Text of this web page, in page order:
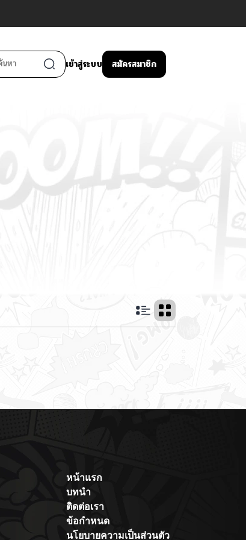
เข้าสู่ระบบ สมัครสมาชิก
หน้าแรก
บทนำ
ติดต่อเรา
ข้อกำหนด
นโยบายความเป็นส่วนตัว